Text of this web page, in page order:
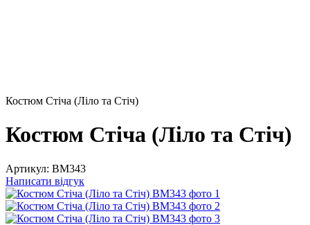
Костюм Стіча (Ліло та Стіч)
Костюм Стіча (Ліло та Стіч)
Артикул: ВМ343
Написати відгук